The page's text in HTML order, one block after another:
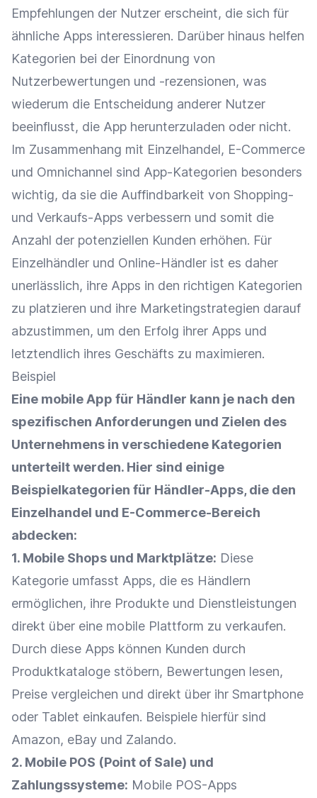
Empfehlungen der Nutzer erscheint, die sich für
ähnliche Apps interessieren. Darüber hinaus helfen
Kategorien bei der Einordnung von
Nutzerbewertungen und -rezensionen, was
wiederum die Entscheidung anderer Nutzer
beeinflusst, die App herunterzuladen oder nicht.
Im Zusammenhang mit Einzelhandel, E-Commerce
und Omnichannel sind App-Kategorien besonders
wichtig, da sie die Auffindbarkeit von Shopping-
und Verkaufs-Apps verbessern und somit die
Anzahl der potenziellen Kunden erhöhen. Für
Einzelhändler und Online-Händler ist es daher
unerlässlich, ihre Apps in den richtigen Kategorien
zu platzieren und ihre Marketingstrategien darauf
abzustimmen, um den Erfolg ihrer Apps und
letztendlich ihres Geschäfts zu maximieren.
Beispiel
Eine mobile App für Händler kann je nach den
spezifischen Anforderungen und Zielen des
Unternehmens in verschiedene Kategorien
unterteilt werden. Hier sind einige
Beispielkategorien für Händler-Apps, die den
Einzelhandel und E-Commerce-Bereich
abdecken:
1. Mobile Shops und Marktplätze: Diese
Kategorie umfasst Apps, die es Händlern
ermöglichen, ihre Produkte und Dienstleistungen
direkt über eine mobile Plattform zu verkaufen.
Durch diese Apps können Kunden durch
Produktkataloge stöbern, Bewertungen lesen,
Preise vergleichen und direkt über ihr Smartphone
oder Tablet einkaufen. Beispiele hierfür sind
Amazon, eBay und Zalando.
2. Mobile POS (Point of Sale) und
Zahlungssysteme: Mobile POS-Apps